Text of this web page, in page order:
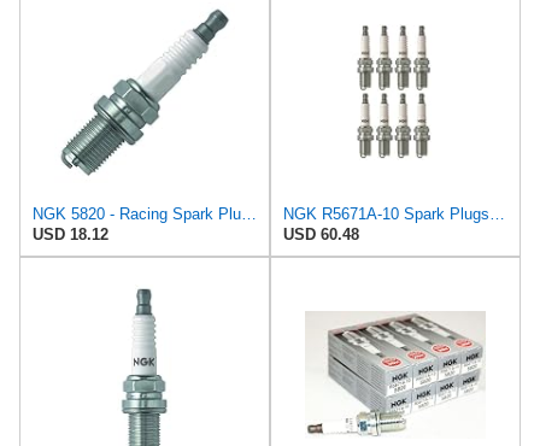
NGK 5820 - Racing Spark Plug - Part # 5820
USD 18.12
NGK R5671A-10 Spark Plugs V Power Turbo Nitrous Supercharged Qty 8 5820 Sbc Bbc
USD 60.48